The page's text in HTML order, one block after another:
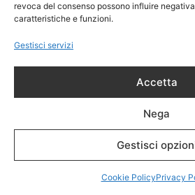
revoca del consenso possono influire
caratteristiche e funzioni.
Gestisci servizi
Accetta
Nega
Gestisci
Cookie PolicyPrivacy
con una visione contemporanea,
struttura per adattarla alle nuove
snaturarne l’essenza. Tra gli